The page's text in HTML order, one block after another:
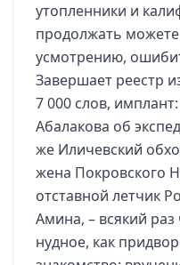
утопленники и
продолжать
усмотрению,
Завершает реестр
7 000 слов,
Абалакова об
же Иличевский
жена Покровского
отставной летчик
Амина, – всякий раз
нудное, как